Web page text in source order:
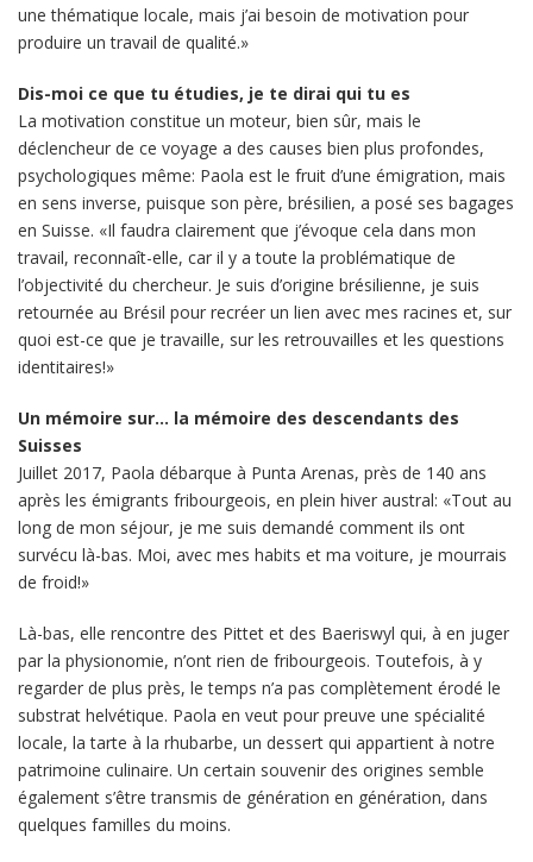
une thématique locale, mais j’ai besoin de motivation pour
produire un travail de qualité.»
Dis-moi ce que tu étudies, je te dirai qui tu es
La motivation constitue un moteur, bien sûr, mais le
déclencheur de ce voyage a des causes bien plus profondes,
psychologiques même: Paola est le fruit d’une émigration, mais
en sens inverse, puisque son père, brésilien, a posé ses bagages
en Suisse. «Il faudra clairement que j’évoque cela dans mon
travail, reconnaît-elle, car il y a toute la problématique de
l’objectivité du chercheur. Je suis d’origine brésilienne, je suis
retournée au Brésil pour recréer un lien avec mes racines et, sur
quoi est-ce que je travaille, sur les retrouvailles et les questions
identitaires!»
Un mémoire sur… la mémoire des descendants des
Suisses
Juillet 2017, Paola débarque à Punta Arenas, près de 140 ans
après les émigrants fribourgeois, en plein hiver austral: «Tout au
long de mon séjour, je me suis demandé comment ils ont
survécu là-bas. Moi, avec mes habits et ma voiture, je mourrais
de froid!»
Là-bas, elle rencontre des Pittet et des Baeriswyl qui, à en juger
par la physionomie, n’ont rien de fribourgeois. Toutefois, à y
regarder de plus près, le temps n’a pas complètement érodé le
substrat helvétique. Paola en veut pour preuve une spécialité
locale, la tarte à la rhubarbe, un dessert qui appartient à notre
patrimoine culinaire. Un certain souvenir des origines semble
également s’être transmis de génération en génération, dans
quelques familles du moins.